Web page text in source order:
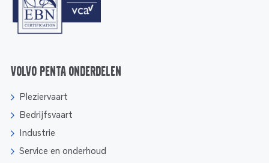
Volvo Penta onderdelen
Pleziervaart
Bedrijfsvaart
Industrie
Service en onderhoud